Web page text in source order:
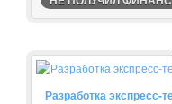
Разработка экспресс-